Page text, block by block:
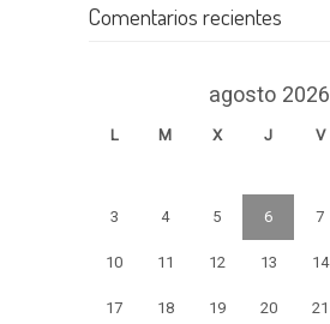
Comentarios recientes
agosto 2026
L M X J V
3 4 5 6 7
10 11 12 13 14
17 18 19 20 21